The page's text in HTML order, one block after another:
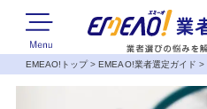
EMEAO!トップ>EMEAO!業者選定ガイド >